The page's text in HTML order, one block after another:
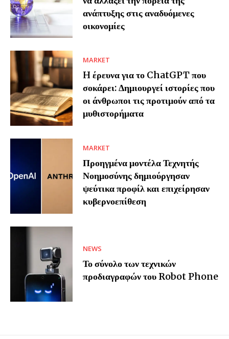
ανάπτυξης στις αναδυόμενες
οικονομίες
MARKET
H έρευνα για το ChatGPT που
σοκάρει: Δημιουργεί ιστορίες που
οι άνθρωποι τις προτιμούν από τα
μυθιστορήματα
MARKET
Προηγμένα μοντέλα Τεχνητής
Νοημοσύνης δημιούργησαν
ψεύτικα προφίλ και επιχείρησαν
κυβερνοεπίθεση
NEWS
Το σύνολο των τεχνικών
προδιαγραφών του Robot Phone